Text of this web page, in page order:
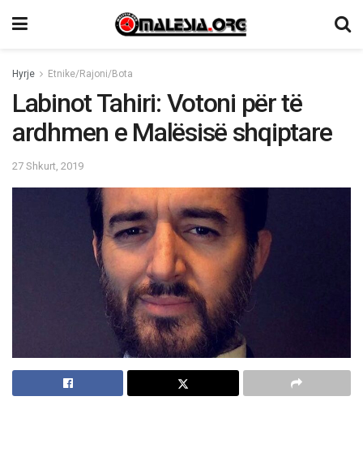
Hyrje Etnike/Rajoni/Bota
Labinot Tahiri: Votoni për të
ardhmen e Malësisë shqiptare
27 Shkurt, 2019